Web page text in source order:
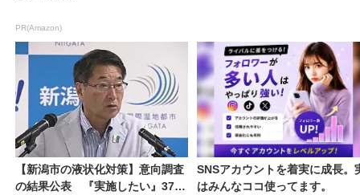
PR(Amazon)
【新潟市の液状化対策】意向調査
の結果公表 『実施したい』37.
SNSアカウントを着実に成長。
はみんなココ使ってます。